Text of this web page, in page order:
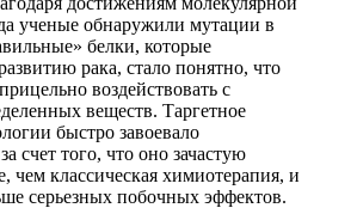
ученые обнаружили мутации в
белки, которые
рака, стало понятно, что
воздействовать с
веществ. Таргетное
быстро завоевало
счет того, что оно зачастую
чем классическая химиотерапия, и
серьезных побочных эффектов.